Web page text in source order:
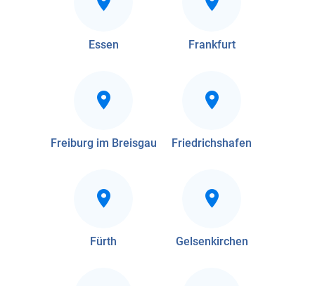
Essen Frankfurt
Freiburg im Breisgau Friedrichshafen
Fürth Gelsenkirchen